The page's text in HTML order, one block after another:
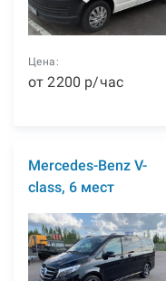
Цена:
от2200 р/час
Mercedes-Benz V-
class, 6 мест